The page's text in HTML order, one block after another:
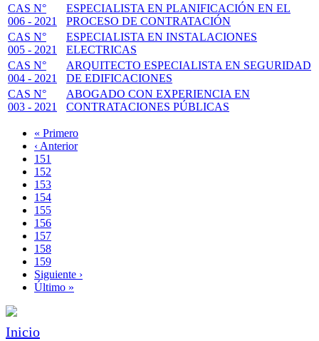
CAS N°
006 - 2021
ESPECIALISTA EN PLANIFICACIÓN EN EL
PROCESO DE CONTRATACIÓN
CAS N°
005 - 2021
ESPECIALISTA EN INSTALACIONES
ELECTRICAS
CAS N°
004 - 2021
ARQUITECTO ESPECIALISTA EN SEGURIDAD
DE EDIFICACIONES
CAS N°
003 - 2021
ABOGADO CON EXPERIENCIA EN
CONTRATACIONES PÚBLICAS
Paginación
Primera
página
« Primero
Página
anterior
‹ Anterior
Page
151
Page
152
Page
153
Page
154
Page
155
Page
156
Page
157
Página
actual
158
Page
159
Siguiente
página
Siguiente ›
Última
Último »
Inicio